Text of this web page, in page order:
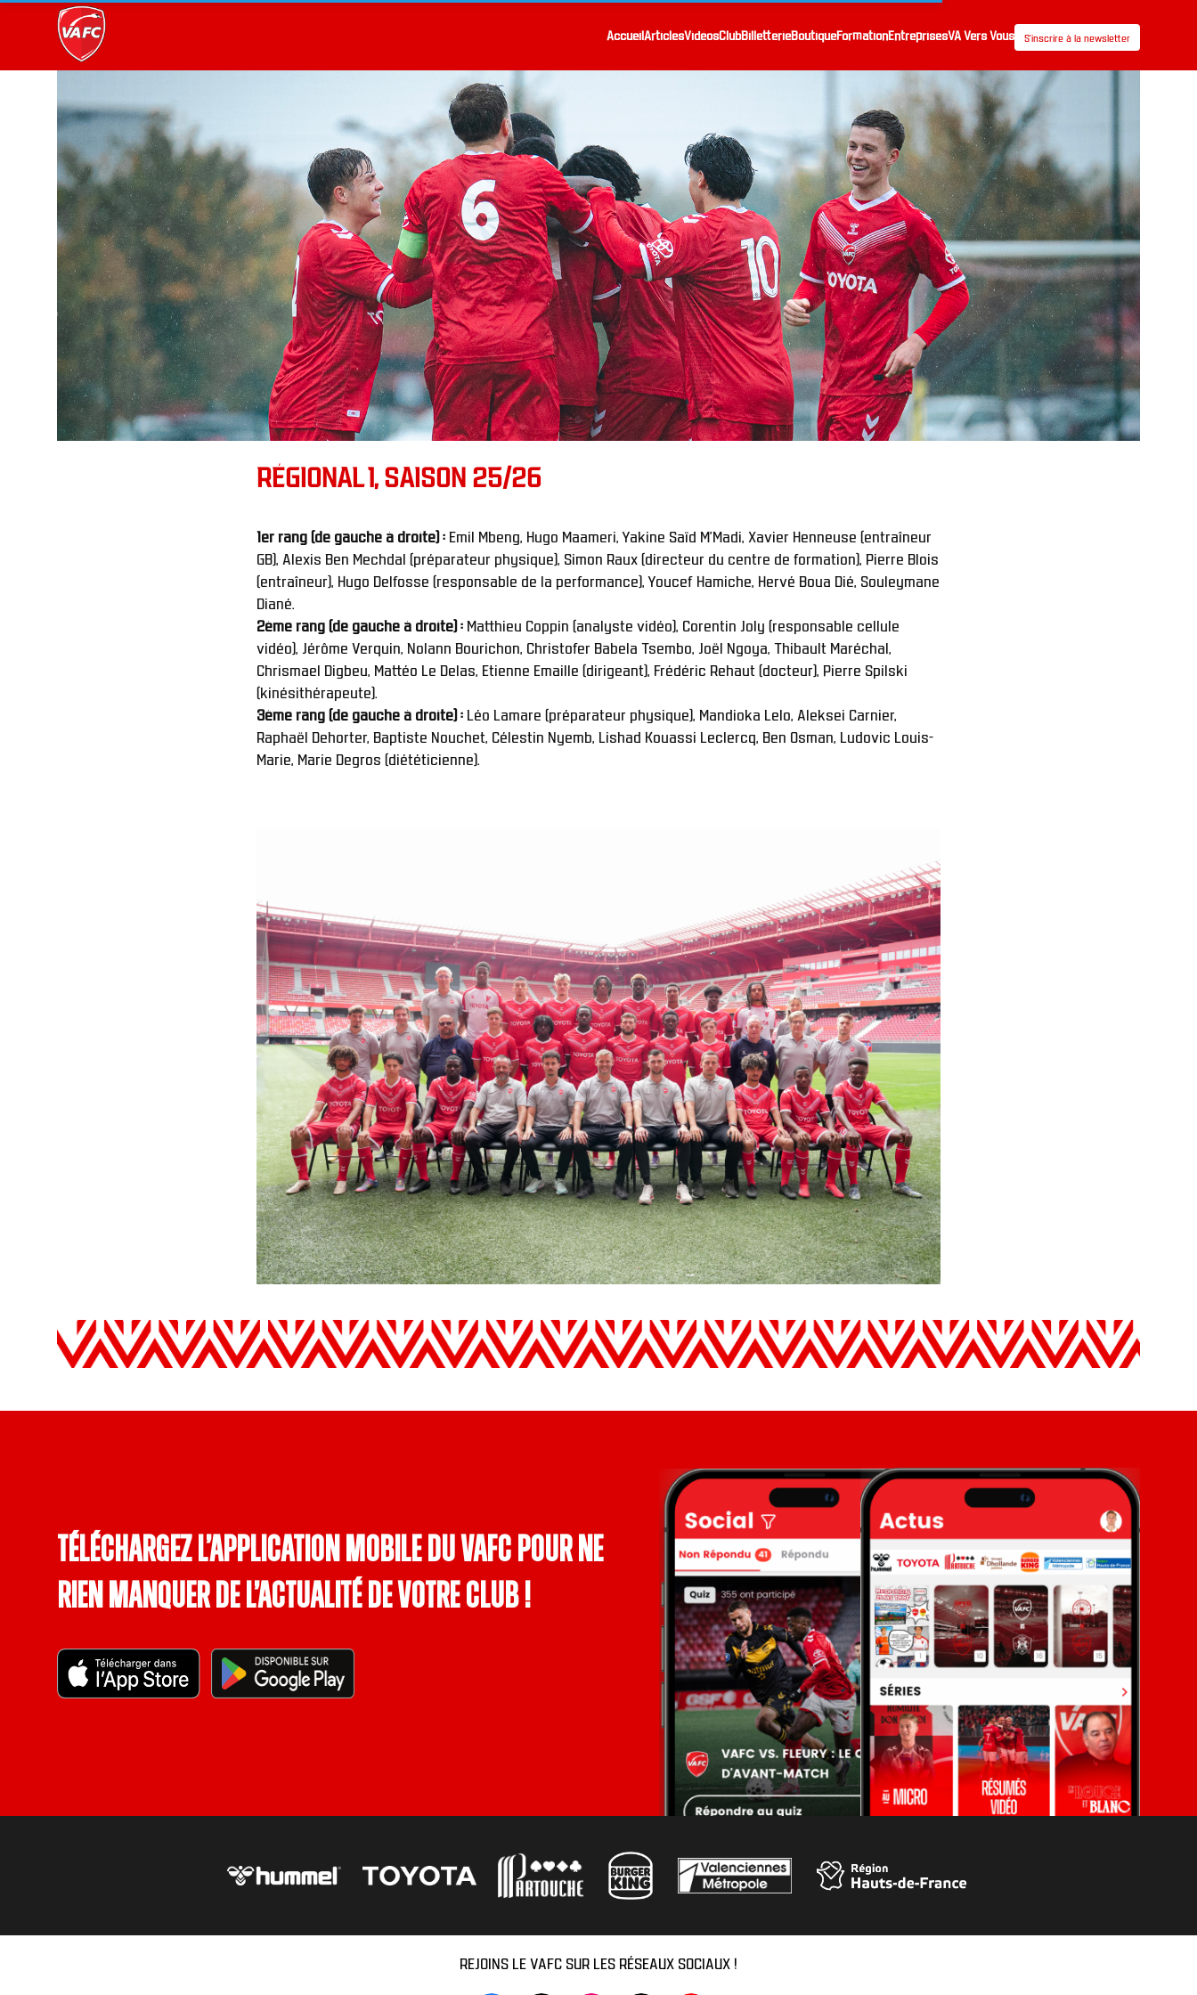
AccueilArticlesVidéosClubBilletterieBoutiqueFormationEntreprisesVA Vers Vous S’inscrire à la newsletter
RÉGIONAL 1, SAISON 25/26
1er rang (de gauche à droite) : Emil Mbeng, Hugo Maameri, Yakine Saïd M'Madi, Xavier Henneuse (entraîneur
GB), Alexis Ben Mechdal (préparateur physique), Simon Raux (directeur du centre de formation), Pierre Blois
(entraîneur), Hugo Delfosse (responsable de la performance), Youcef Hamiche, Hervé Boua Dié, Souleymane
Diané.
2ème rang (de gauche à droite) : Matthieu Coppin (analyste vidéo), Corentin Joly (responsable cellule
vidéo), Jérôme Verquin, Nolann Bourichon, Christofer Babela Tsembo, Joël Ngoya, Thibault Maréchal,
Chrismael Digbeu, Mattéo Le Delas, Etienne Emaille (dirigeant), Frédéric Rehaut (docteur), Pierre Spilski
(kinésithérapeute).
3ème rang (de gauche à droite) : Léo Lamare (préparateur physique), Mandioka Lelo, Aleksei Carnier,
Raphaël Dehorter, Baptiste Nouchet, Célestin Nyemb, Lishad Kouassi Leclercq, Ben Osman, Ludovic Louis-
Marie, Marie Degros (diététicienne).
Téléchargez l’application mobile du VAFC pour ne
rien manquer de l’actualité de votre club !
REJOINS LE VAFC SUR LES RÉSEAUX SOCIAUX !